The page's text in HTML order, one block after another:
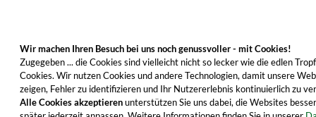
Wir machen Ihren Besuch bei uns noch genussvoller - mit Cookies!
Zugegeben ... die Cookies sind vielleicht nicht so lecker wie die edlen
Cookies. Wir nutzen Cookies und andere Technologien, damit unsere
zeigen, Fehler zu identifizieren und Ihr Nutzererlebnis kontinuierlich zu
Alle Cookies akzeptierenunterstützen Sie uns dabei, die Websites